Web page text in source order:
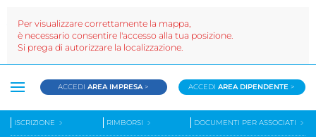
ACCEDIAREA IMPRESA > ACCEDIAREA DIPENDENTE >
ISCRIZIONE RIMBORSI DOCUMENTI PER ASSOCIATI
Per visualizzare correttamente la mappa,
è necessario consentire l'accesso alla tua posizione.
Si prega di autorizzare la localizzazione.